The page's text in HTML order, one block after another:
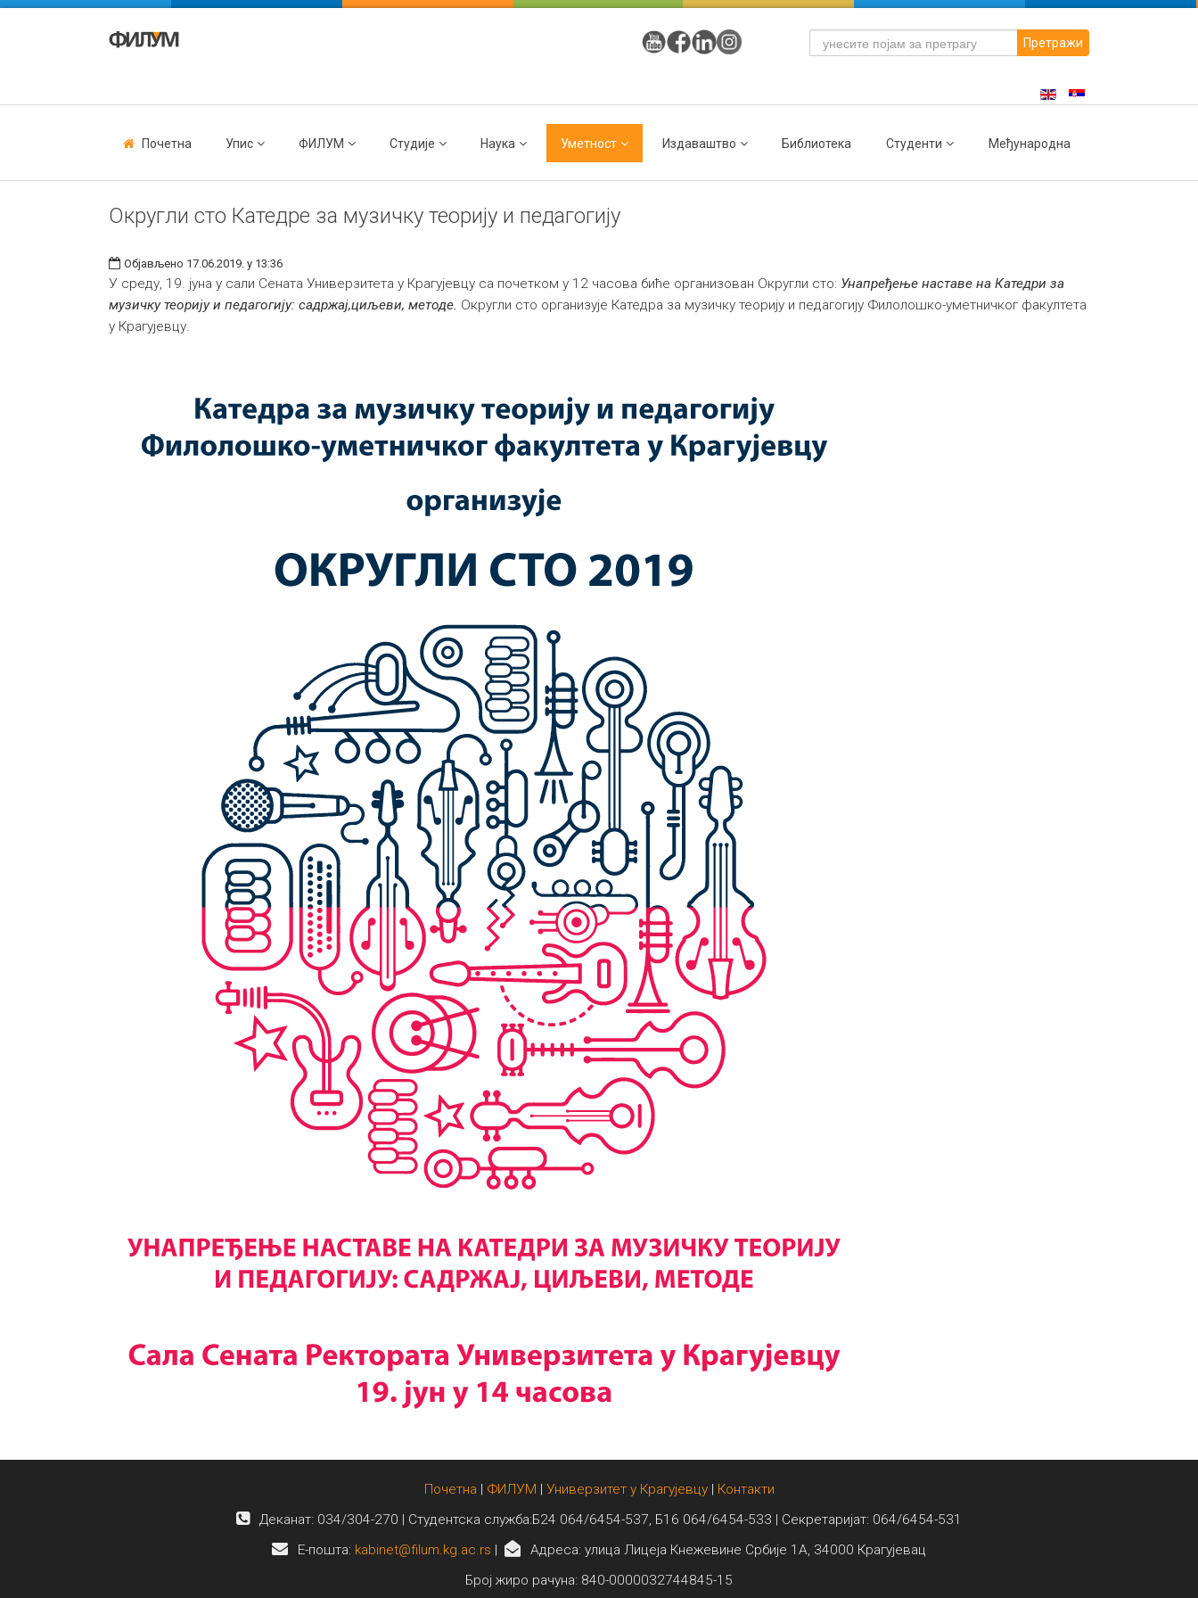
Претражи
Почетна Упис ФИЛУМ Студије Наука Уметност Издаваштво Библиотека Студенти Међународна
Округли сто Катедре за музичку теорију и педагогију
Објављено 17.06.2019. у 13:36
У среду, 19. јуна у сали Сената Универзитета у Крагујевцу са почетком у 12 часова биће организован Округли сто: Унапређење наставе на Катедри за
музичку теорију и педагогију: садржај,циљеви, методе. Округли сто организује Катедра за музичку теорију и педагогију Филолошко-уметничког факултета
у Крагујевцу.
Почетна | ФИЛУМ | Универзитет у Крагујевцу| Контакти
Деканат: 034/304-270 | Студентска служба:Б24 064/6454-537, Б16 064/6454-533 | Секретаријат: 064/6454-531
E-пошта: kabinet@filum.kg.ac.rs |
Адреса: улица Лицеја Кнежевине Србије 1А, 34000 Крагујевац
Број жиро рачуна: 840-0000032744845-15